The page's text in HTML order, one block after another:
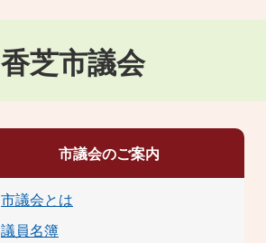
香芝市議会
市議会のご案内
市議会とは
議員名簿